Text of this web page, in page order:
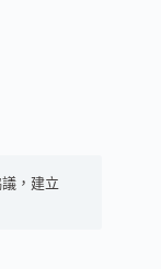
，建立